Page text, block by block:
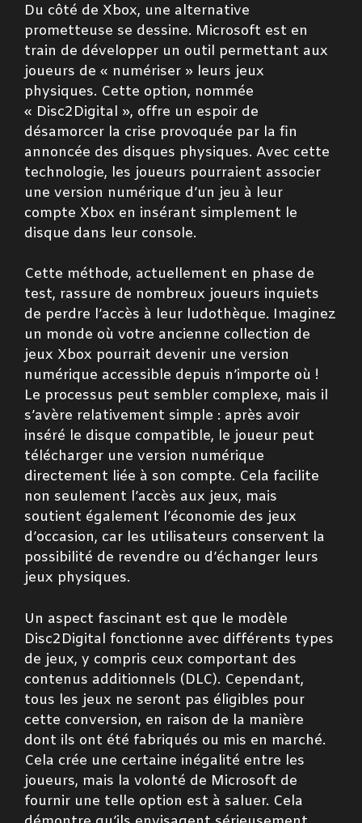
Du côté de Xbox, une alternative
prometteuse se dessine. Microsoft est en
train de développer un outil permettant aux
joueurs de « numériser » leurs jeux
physiques. Cette option, nommée
« Disc2Digital », offre un espoir de
désamorcer la crise provoquée par la fin
annoncée des disques physiques. Avec cette
technologie, les joueurs pourraient associer
une version numérique d’un jeu à leur
compte Xbox en insérant simplement le
disque dans leur console.
Cette méthode, actuellement en phase de
test, rassure de nombreux joueurs inquiets
de perdre l’accès à leur ludothèque. Imaginez
un monde où votre ancienne collection de
jeux Xbox pourrait devenir une version
numérique accessible depuis n’importe où !
Le processus peut sembler complexe, mais il
s’avère relativement simple : après avoir
inséré le disque compatible, le joueur peut
télécharger une version numérique
directement liée à son compte. Cela facilite
non seulement l’accès aux jeux, mais
soutient également l’économie des jeux
d’occasion, car les utilisateurs conservent la
possibilité de revendre ou d’échanger leurs
jeux physiques.
Un aspect fascinant est que le modèle
Disc2Digital fonctionne avec différents types
de jeux, y compris ceux comportant des
contenus additionnels (DLC). Cependant,
tous les jeux ne seront pas éligibles pour
cette conversion, en raison de la manière
dont ils ont été fabriqués ou mis en marché.
Cela crée une certaine inégalité entre les
joueurs, mais la volonté de Microsoft de
fournir une telle option est à saluer. Cela